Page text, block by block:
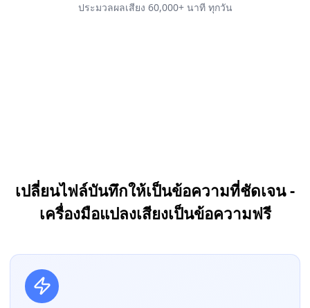
ประมวลผลเสียง 60,000+ นาที ทุกวัน
เปลี่ยนไฟล์บันทึกให้เป็นข้อความที่ชัดเจน -
เครื่องมือแปลงเสียงเป็นข้อความฟรี